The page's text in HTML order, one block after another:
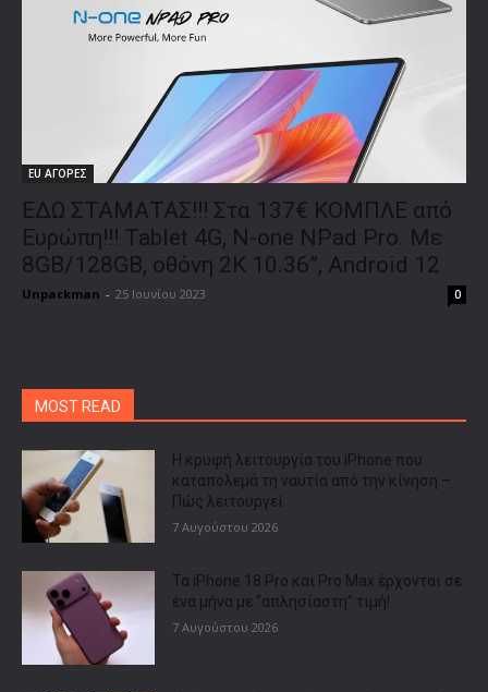
EU ΑΓΟΡΕΣ
ΕΔΩ ΣΤΑΜΑΤΑΣ!!! Στα 137€ ΚΟΜΠΛΕ από
Ευρώπη!!! Tablet 4G, N-one NPad Pro. Με
8GB/128GB, οθόνη 2K 10.36”, Android 12
Unpackman - 25 Ιουνίου 2023 0
MOST READ
Η κρυφή λειτουργία του iPhone που
καταπολεμά τη ναυτία από την κίνηση –
Πώς λειτουργεί
7 Αυγούστου 2026
Τα iPhone 18 Pro και Pro Max έρχονται σε
ένα μήνα με “απλησίαστη” τιμή!
7 Αυγούστου 2026